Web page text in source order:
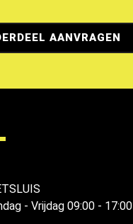
AANVRAGEN
- Vrijdag 09:00 - 17:00